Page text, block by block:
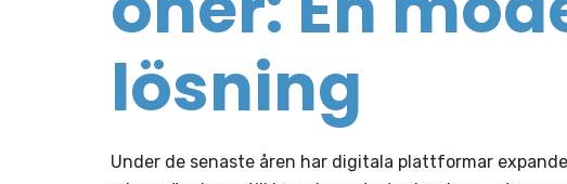
lösning
Under de senaste åren har digitala plattformar